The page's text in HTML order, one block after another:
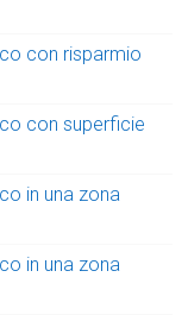
con risparmio
con superficie
in una zona
in una zona